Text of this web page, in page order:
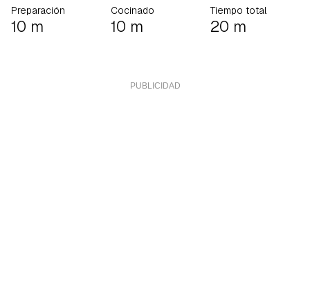
Preparación
10 m
Cocinado
10 m
Tiempo total
20 m